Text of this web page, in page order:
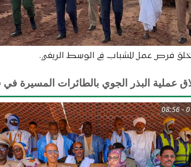
فرص عمل للشباب في الوسط الريفي.
عملية البذر الجوي بالطائرات المسيرة في